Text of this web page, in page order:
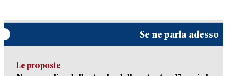
Se ne parla adesso
Le proposte